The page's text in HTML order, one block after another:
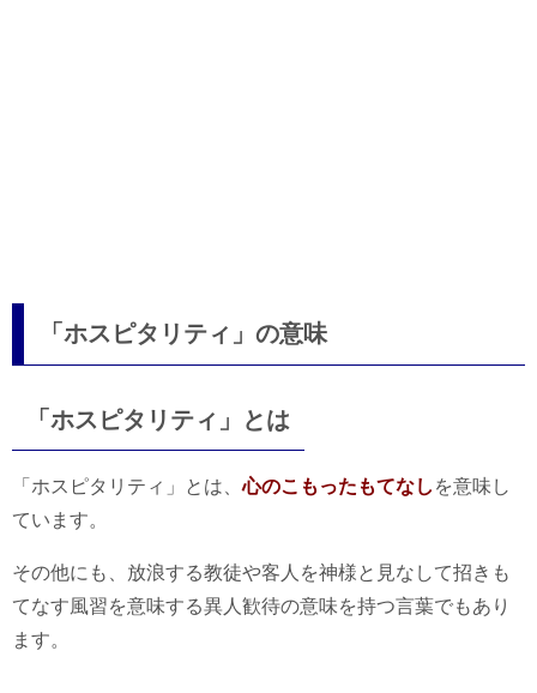
「ホスピタリティ」の意味
「ホスピタリティ」とは
「ホスピタリティ」とは、心のこもったもてなし を意味し
ています。
その他にも、放浪する教徒や客人を神様と見なして招きも
てなす風習を意味する異人歓待の意味を持つ言葉でもあり
ます。